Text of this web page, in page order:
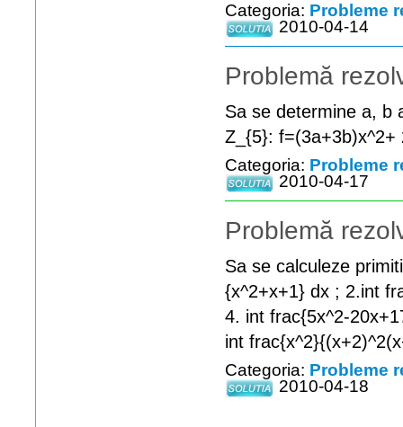
Categoria: Probleme
2010-04-14
Problemă
Sa se determine a, b
Z_{5}: f=(3a+3b)x^2+
Categoria: Probleme
2010-04-17
Problemă
Sa se calculeze
{x^2+x+1} dx ; 2.int
4. int frac{5x^2-
int
Categoria: Probleme
2010-04-18